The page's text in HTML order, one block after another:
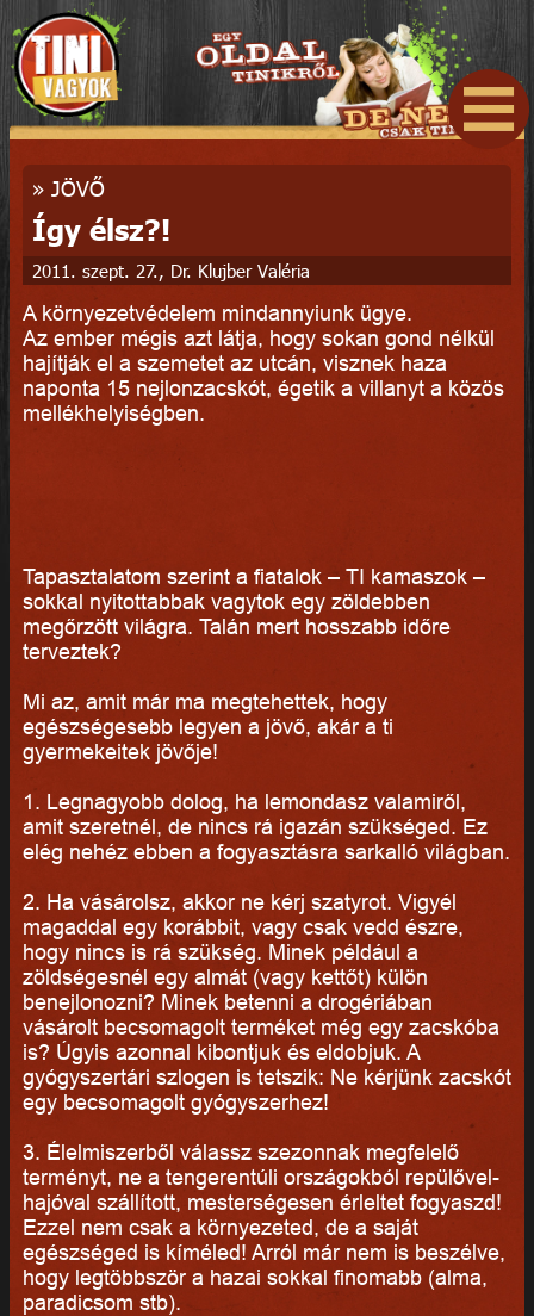
» JÖVŐ
Így élsz?!
2011. szept. 27., Dr. Klujber Valéria
A környezetvédelem mindannyiunk ügye.
Az ember mégis azt látja, hogy sokan gond nélkül
hajítják el a szemetet az utcán, visznek haza
naponta 15 nejlonzacskót, égetik a villanyt a közös
mellékhelyiségben.
Tapasztalatom szerint a fiatalok – TI kamaszok –
sokkal nyitottabbak vagytok egy zöldebben
megőrzött világra. Talán mert hosszabb időre
terveztek?
Mi az, amit már ma megtehettek, hogy
egészségesebb legyen a jövő, akár a ti
gyermekeitek jövője!
1. Legnagyobb dolog, ha lemondasz valamiről,
amit szeretnél, de nincs rá igazán szükséged. Ez
elég nehéz ebben a fogyasztásra sarkalló világban.
2. Ha vásárolsz, akkor ne kérj szatyrot. Vigyél
magaddal egy korábbit, vagy csak vedd észre,
hogy nincs is rá szükség. Minek például a
zöldségesnél egy almát (vagy kettőt) külön
benejlonozni? Minek betenni a drogériában
vásárolt becsomagolt terméket még egy zacskóba
is? Úgyis azonnal kibontjuk és eldobjuk. A
gyógyszertári szlogen is tetszik: Ne kérjünk zacskót
egy becsomagolt gyógyszerhez!
3. Élelmiszerből válassz szezonnak megfelelő
terményt, ne a tengerentúli országokból repülővel-
hajóval szállított, mesterségesen érleltet fogyaszd!
Ezzel nem csak a környezeted, de a saját
egészséged is kíméled! Arról már nem is beszélve,
hogy legtöbbször a hazai sokkal finomabb (alma,
paradicsom stb).